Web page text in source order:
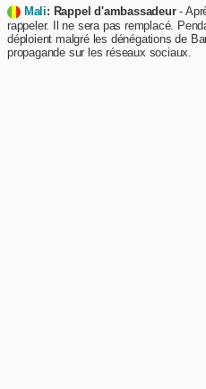
Mali: Rappel d'ambassadeur-
rappeler. Il ne sera pas remplacé.
déploient malgré les dénégations de
propagande sur les réseaux sociaux.